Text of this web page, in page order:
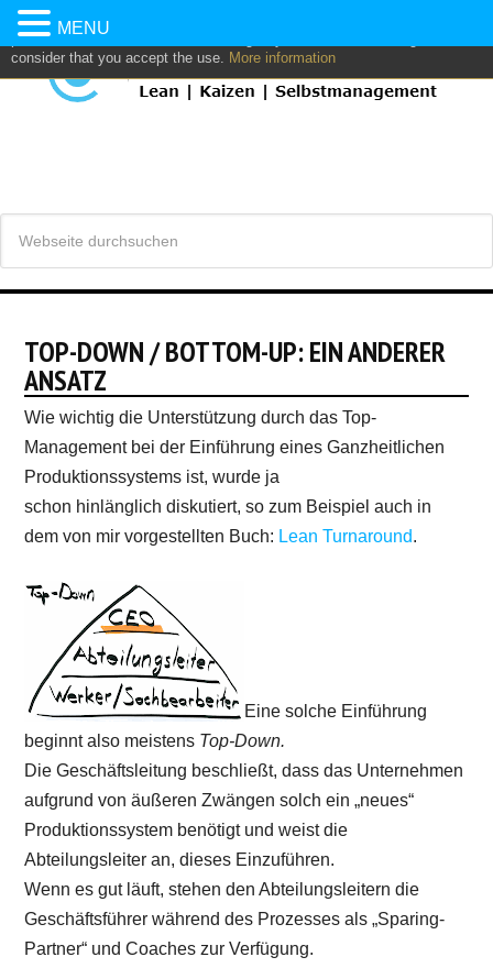
This website uses own and/or third parties cookies to: analyze,
personalize content and/or advertising. If you continue browsing, we
consider that you accept the use. More information
TOP-DOWN / BOTTOM-UP: EIN ANDERER
ANSATZ
Wie wichtig die Unterstützung durch das Top-
Management bei der Einführung eines Ganzheitlichen
Produktionssystems ist, wurde ja
schon hinlänglich diskutiert, so zum Beispiel auch in
dem von mir vorgestellten Buch: Lean Turnaround.
Eine solche Einführung
beginnt also meistens Top-Down.
Die Geschäftsleitung beschließt, dass das Unternehmen
aufgrund von äußeren Zwängen solch ein „neues“
Produktionssystem benötigt und weist die
Abteilungsleiter an, dieses Einzuführen.
Wenn es gut läuft, stehen den Abteilungsleitern die
Geschäftsführer während des Prozesses als „Sparing-
Partner“ und Coaches zur Verfügung.
MENU